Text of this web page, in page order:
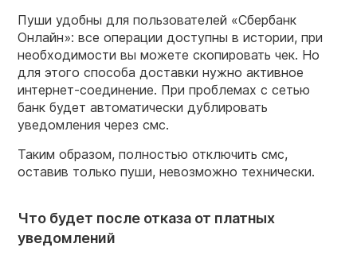
Пуши удобны для пользователей «Сбербанк
Онлайн»: все операции доступны в истории, при
необходимости вы можете скопировать чек. Но
для этого способа доставки нужно активное
интернет-соединение. При проблемах с сетью
банк будет автоматически дублировать
уведомления через смс.
Таким образом, полностью отключить смс,
оставив только пуши, невозможно технически.
Что будет после отказа от платных
уведомлений